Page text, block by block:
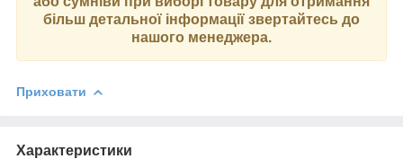
більш детальної інформації звертайтесь до
нашого менеджера.
Приховати
Характеристики